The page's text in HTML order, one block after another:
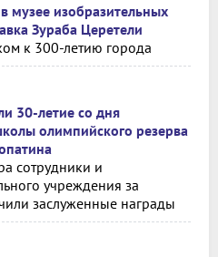
музее изобразительных
Зураба Церетели
к 300-летию города
30-летие со дня
олимпийского резерва
сотрудники и
учреждения за
заслуженные награды